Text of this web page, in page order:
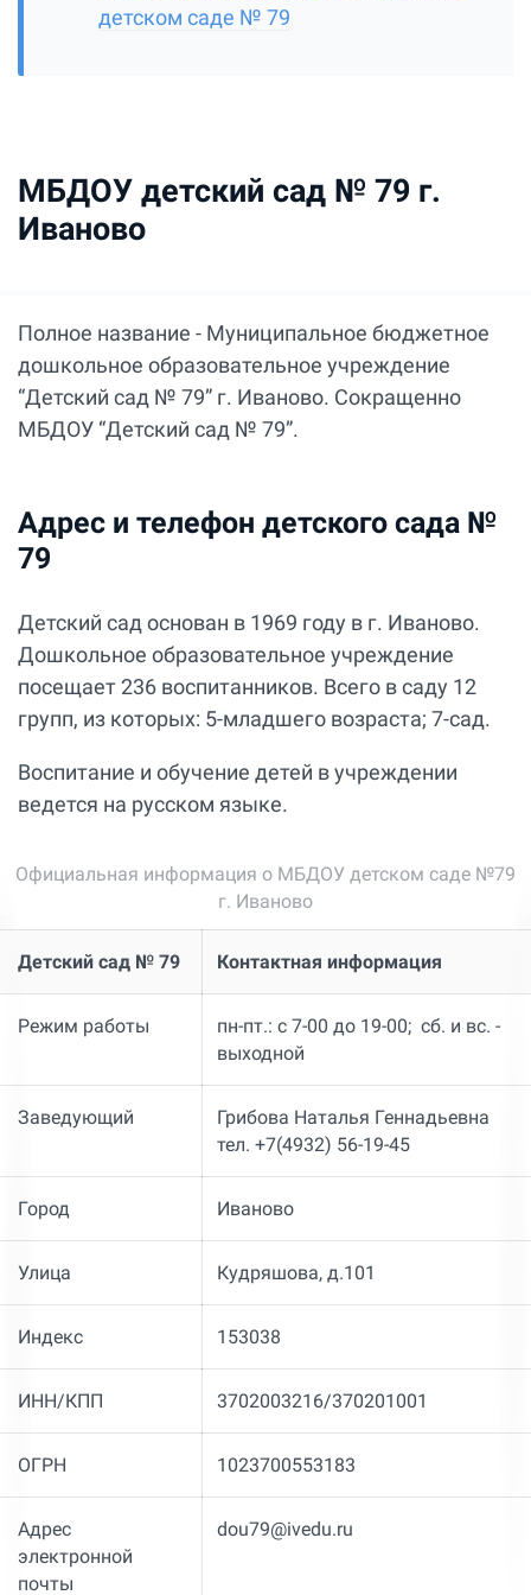
детском саде № 79
МБДОУ детский сад № 79 г.
Иваново
Полное название - Муниципальное бюджетное
дошкольное образовательное учреждение
“Детский сад № 79” г. Иваново. Сокращенно
МБДОУ “Детский сад № 79”.
Адрес и телефон детского сада №
79
Детский сад основан в 1969 году в г. Иваново.
Дошкольное образовательное учреждение
посещает 236 воспитанников. Всего в саду 12
групп, из которых: 5-младшего возраста; 7-сад.
Воспитание и обучение детей в учреждении
ведется на русском языке.
Официальная информация о МБДОУ детском саде №79
г. Иваново
Детский сад № 79 Контактная информация
Режим работы
пн-пт.: с 7-00 до 19-00; сб. и вс. -
выходной
Заведующий
Грибова Наталья Геннадьевна
тел. +7(4932) 56-19-45
Город Иваново
Улица Кудряшова, д.101
Индекс 153038
ИНН/КПП 3702003216/370201001
ОГРН 1023700553183
Адрес
электронной
почты
dou79@ivedu.ru